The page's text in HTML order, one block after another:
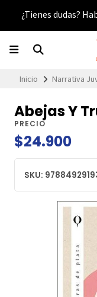
¿Tienes dudas?
Inicio Narrativa
Abejas Y
PRECIO
$24.900
SKU: